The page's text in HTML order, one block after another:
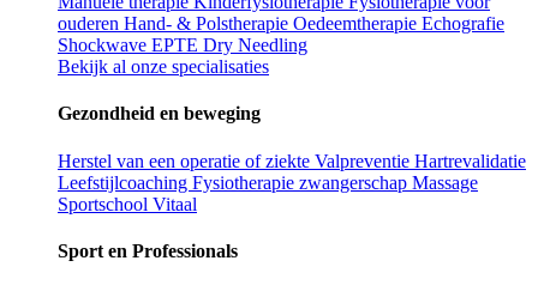
ouderen Hand- & Polstherapie Oedeemtherapie Echografie
Shockwave EPTE Dry Needling
Bekijk al onze specialisaties
Gezondheid en beweging
Herstel van een operatie of ziekte Valpreventie Hartrevalidatie
Leefstijlcoaching Fysiotherapie zwangerschap Massage
Sportschool Vitaal
Sport en Professionals